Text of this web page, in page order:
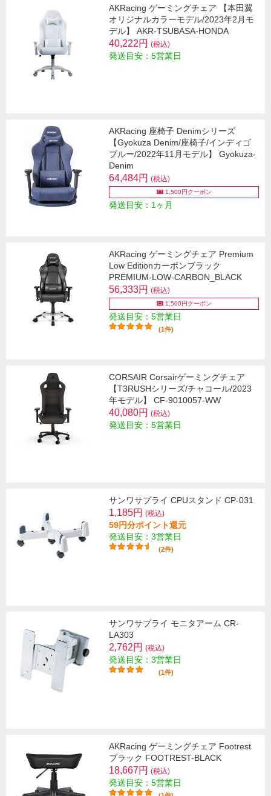
AKRacing ゲーミングチェア 【本田翼
オリジナルカラーモデル/2023年2月モ
デル】 AKR-TSUBASA-HONDA
40,222円 (税込)
発送目安：5営業日
AKRacing 座椅子 Denimシリーズ
【Gyokuza Denim/座椅子/インディゴ
ブルー/2022年11月モデル】 Gyokuza-
Denim
64,484円 (税込)
1,500円クーポン
発送目安：1ヶ月
AKRacing ゲーミングチェア Premium
Low Editionカーボンブラック
PREMIUM-LOW-CARBON_BLACK
56,333円 (税込)
1,500円クーポン
発送目安：5営業日
(1件)
CORSAIR Corsairゲーミングチェア
【T3RUSHシリーズ/チャコール/2023
年モデル】 CF-9010057-WW
40,080円 (税込)
発送目安：5営業日
サンワサプライ CPUスタンド CP-031
1,185円 (税込)
59円分ポイント還元
発送目安：3営業日
(2件)
サンワサプライ モニタアーム CR-
LA303
2,762円 (税込)
発送目安：3営業日
(1件)
AKRacing ゲーミングチェア Footrest
ブラック FOOTREST-BLACK
18,667円 (税込)
発送目安：5営業日